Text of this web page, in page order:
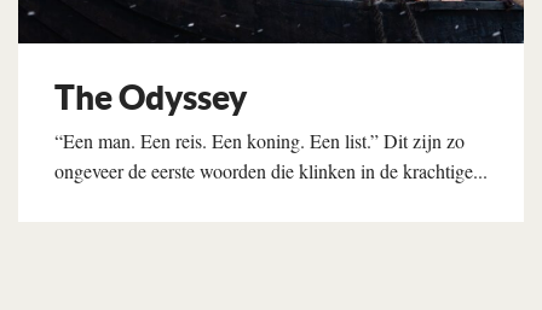
The Odyssey
“Een man. Een reis. Een koning. Een list.” Dit zijn zo
ongeveer de eerste woorden die klinken in de krachtige...